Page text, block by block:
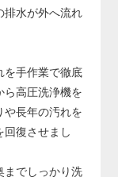
なることがあ
。
です。
排水が外へ流れ
を手作業で徹底
ら高圧洗浄機を
や長年の汚れを
回復させまし
までしっかり洗